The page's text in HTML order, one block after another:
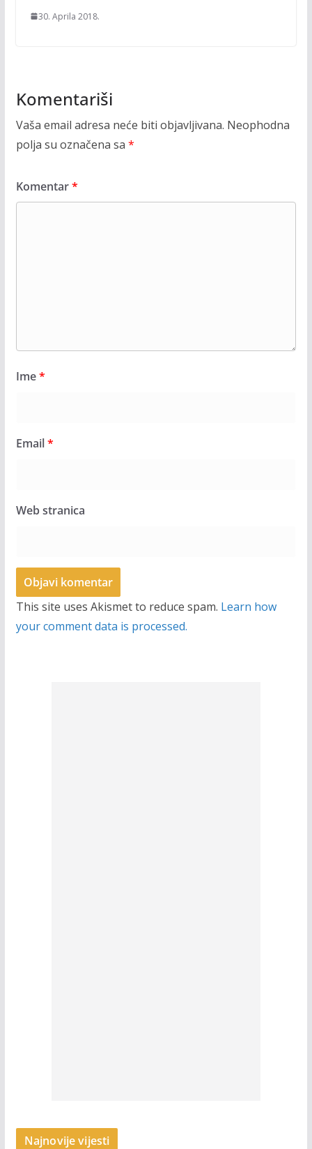
30. Aprila 2018.
Komentariši
Vaša email adresa neće biti objavljivana. Neophodna
polja su označena sa *
Komentar*
Ime*
Email*
Web stranica
This site uses Akismet to reduce spam. Learn how
your comment data is processed.
Najnovije vijesti